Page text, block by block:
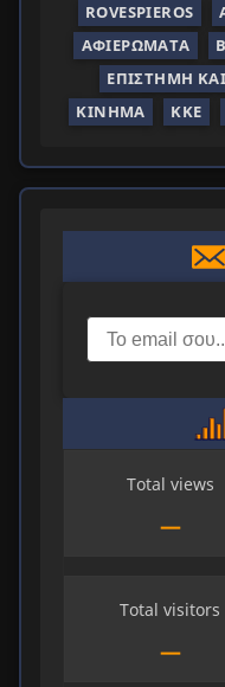
ROVESPIEROS
ΑΦΙΕΡΏΜΑΤΑ
ΕΠΙΣΤΉΜΗ
ΚΊΝΗΜΑ
ΚΚΕ
Total views
—
Total visitors
—